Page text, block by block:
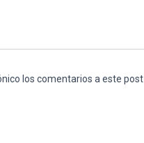
los comentarios a este post